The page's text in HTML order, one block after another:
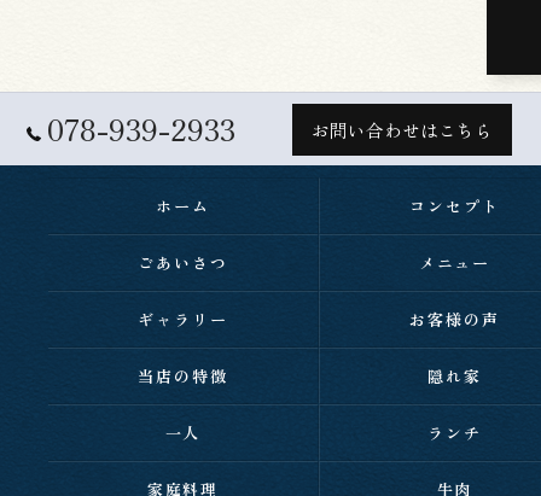
078-939-2933 お問い合わせはこちら
ホーム コンセプト
ごあいさつ メニュー
ギャラリー お客様の声
当店の特徴 隠れ家
一人 ランチ
家庭料理 牛肉